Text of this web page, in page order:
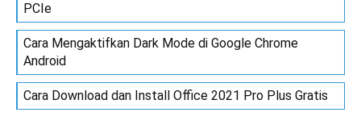
PCIe
Cara Mengaktifkan Dark Mode di Google Chrome
Android
Cara Download dan Install Office 2021 Pro Plus Gratis